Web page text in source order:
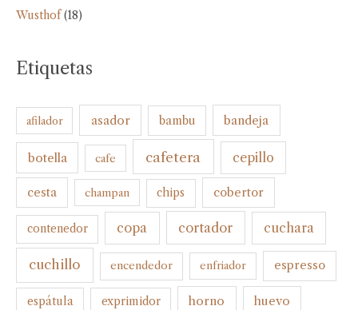
Wusthof (18)
Etiquetas
afilador asador bambu bandeja
botella cafe cafetera cepillo
cesta champan chips cobertor
contenedor copa cortador cuchara
cuchillo encendedor enfriador espresso
espátula exprimidor horno huevo